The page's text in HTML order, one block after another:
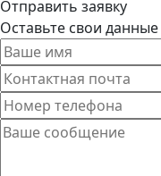
Отправить заявку
Оставьте свои